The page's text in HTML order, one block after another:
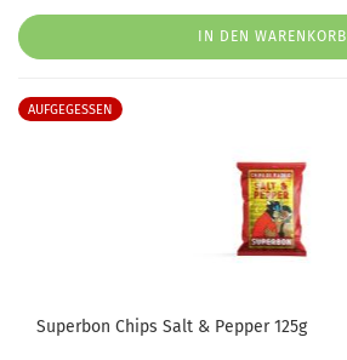
IN DEN WARENKORB
AUFGEGESSEN
Superbon Chips Salt & Pepper 125g